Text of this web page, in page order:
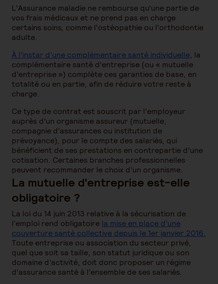
L'Assurance maladie ne rembourse qu’une partie de
vos frais médicaux et ne prend pas en charge
certains soins, comme l'ostéopathie ou l'orthodontie
adulte.
À l’instar d’une complémentaire santé individuelle, la
complémentaire santé d’entreprise (ou « mutuelle
d’entreprise ») complète ces garanties de base, en
totalité ou en partie, afin de réduire votre reste à
charge.
Ce type de contrat est souscrit par l’employeur
auprès d’un organisme assureur (mutuelle,
compagnie d’assurances ou institution de
prévoyance), pour le compte des salariés, qui
bénéficient de ses prestations en contrepartie d’une
cotisation. Certaines branches professionnelles
peuvent recommander le choix d’un organisme.
La mutuelle d'entreprise est-elle
obligatoire ?
La loi du 14 juin 2013 relative à la sécurisation de
l’emploi rend obligatoire la mise en place d’une
couverture santé collective depuis le 1er janvier 2016.
Toute entreprise ou association du secteur privé,
quel que soit sa taille, son statut juridique ou son
domaine d’activité, doit donc proposer un régime
d’assurance santé à l’ensemble de ses salariés.